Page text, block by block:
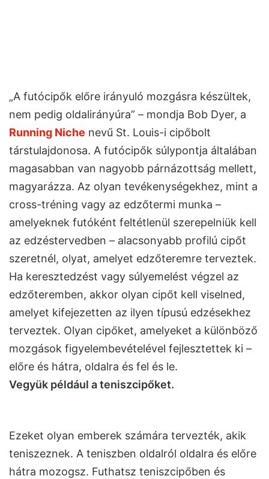
„A futócipők előre irányuló mozgásra készültek,
nem pedig oldalirányúra” – mondja Bob Dyer, a
Running Niche nevű St. Louis-i cipőbolt
társtulajdonosa. A futócipők súlypontja általában
magasabban van nagyobb párnázottság mellett,
magyarázza. Az olyan tevékenységekhez, mint a
cross-tréning vagy az edzőtermi munka –
amelyeknek futóként feltétlenül szerepelniük kell
az edzéstervedben – alacsonyabb profilú cipőt
szeretnél, olyat, amelyet edzőteremre terveztek.
Ha keresztedzést vagy súlyemelést végzel az
edzőteremben, akkor olyan cipőt kell viselned,
amelyet kifejezetten az ilyen típusú edzésekhez
terveztek. Olyan cipőket, amelyeket a különböző
mozgások figyelembevételével fejlesztettek ki –
előre és hátra, oldalra és fel és le.
Vegyük például a teniszcipőket.
Ezeket olyan emberek számára tervezték, akik
teniszeznek. A teniszben oldalról oldalra és előre
hátra mozogsz. Futhatsz teniszcipőben és